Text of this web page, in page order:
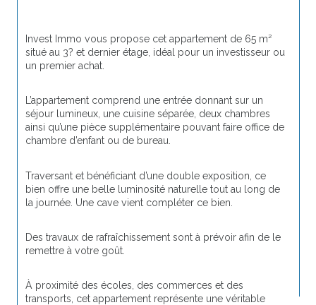
Invest Immo vous propose cet appartement de 65 m²
situé au 3? et dernier étage, idéal pour un investisseur ou
un premier achat.
L’appartement comprend une entrée donnant sur un
séjour lumineux, une cuisine séparée, deux chambres
ainsi qu’une pièce supplémentaire pouvant faire office de
chambre d’enfant ou de bureau.
Traversant et bénéficiant d’une double exposition, ce
bien offre une belle luminosité naturelle tout au long de
la journée. Une cave vient compléter ce bien.
Des travaux de rafraîchissement sont à prévoir afin de le
remettre à votre goût.
À proximité des écoles, des commerces et des
transports, cet appartement représente une véritable